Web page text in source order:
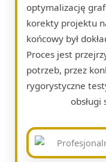
optymalizację
korekty projektu
końcowy był
Proces jest
potrzeb, przez
rygorystyczne